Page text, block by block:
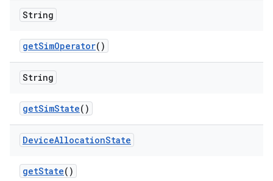
String
getSimOperator()
String
getSimState()
DeviceAllocationState
getState()